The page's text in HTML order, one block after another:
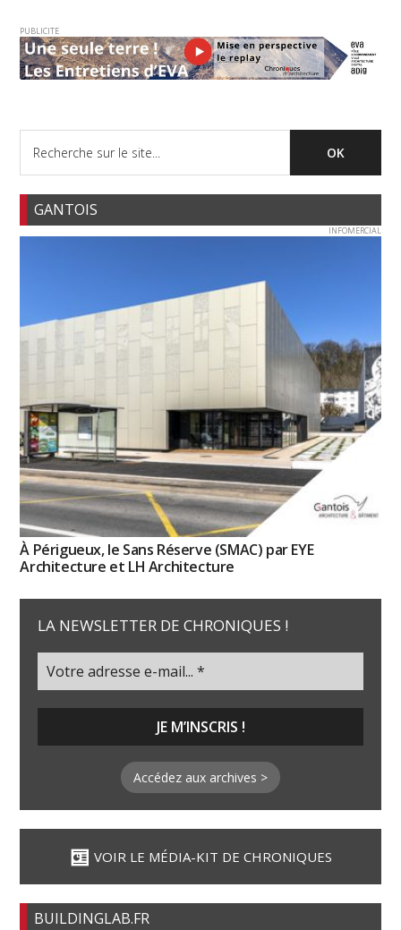
PUBLICITE
GANTOIS
INFOMERCIAL
À Périgueux, le Sans Réserve (SMAC) par EYE
Architecture et LH Architecture
LA NEWSLETTER DE CHRONIQUES !
Accédez aux archives >
VOIR LE MÉDIA-KIT DE CHRONIQUES
BUILDINGLAB.FR